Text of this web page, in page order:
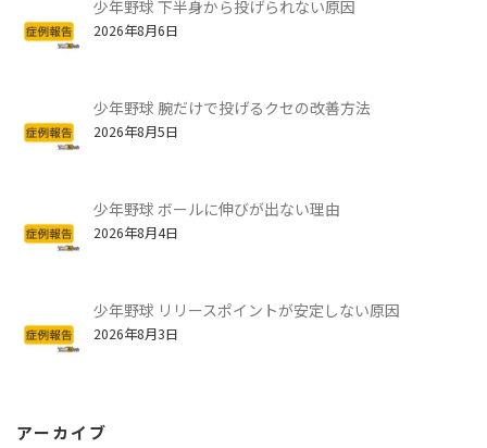
少年野球 下半身から投げられない原因
2026年8月6日
少年野球 腕だけで投げるクセの改善方法
2026年8月5日
少年野球 ボールに伸びが出ない理由
2026年8月4日
少年野球 リリースポイントが安定しない原因
2026年8月3日
アーカイブ